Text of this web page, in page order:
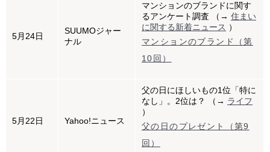
5月24日
SUUMOジャー
ナル
マンションのブランドに関す
るアンケート調査 （→ 住まい
に関する新着ニュース ）
マンションのブランド（第
10回）
5月22日 Yahoo!ニュース
父の日にほしいもの1位「特に
なし」。2位は？ （→ ライフ
）
父の日のプレゼント（第9
回）